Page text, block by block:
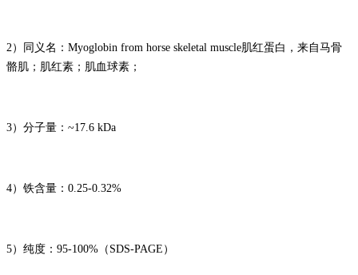
2）同义名：Myoglobin from horse skeletal muscle肌红蛋白，来自马骨
骼肌；肌红素；肌血球素；
3）分子量：~17.6 kDa
4）铁含量：0.25-0.32%
5）纯度：95-100%（SDS-PAGE）